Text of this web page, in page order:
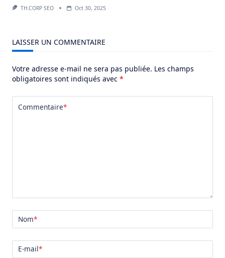
TH.CORP SEO Oct 30, 2025
LAISSER UN COMMENTAIRE
Votre adresse e-mail ne sera pas publiée. Les champs
obligatoires sont indiqués avec *
Commentaire*
Nom*
E-mail*